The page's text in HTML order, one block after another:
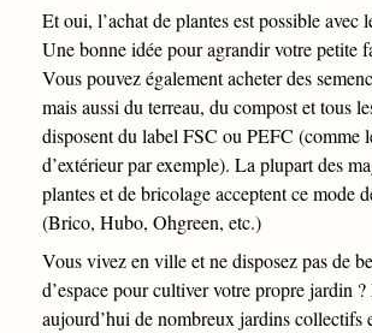
Et oui, l’achat de plantes est possible avec
Une bonne idée pour agrandir votre petite
Vous pouvez également acheter des
mais aussi du terreau, du compost et tous
disposent du label FSC ou PEFC (comme
d’extérieur par exemple). La plupart des
plantes et de bricolage acceptent ce mode
(Brico, Hubo, Ohgreen, etc.)
Vous vivez en ville et ne disposez pas de
d’espace pour cultiver votre propre jardin
aujourd’hui de nombreux jardins collectifs